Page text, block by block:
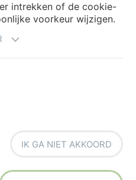
Disclaimer Cookies Forbo
intrekken of de cookie-
voorkeur wijzigen.
IK GA NIET AKKOORD